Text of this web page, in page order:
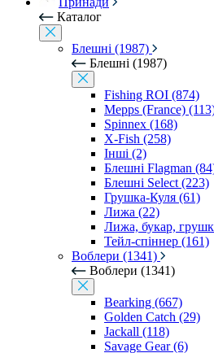
Каталог
Блешні (1987)
Блешні (1987)
Fishing ROI (874)
Mepps (France)
Spinnex (168)
X-Fish (258)
Інші (2)
Блешні Flagman
Блешні Select (223)
Грушка-Куля (61)
Лижа (22)
Лижа, букар,
Тейл-спіннер (161)
Воблери (1341)
Воблери (1341)
Bearking (667)
Golden Catch (29)
Jackall (118)
Savage Gear (6)